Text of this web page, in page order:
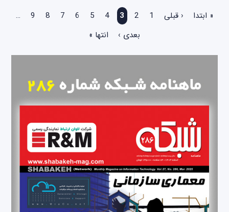
صفحه‌ها
« ابتدا ‹ قبلی 1
2
3
4
5
6
7
8
9
…
بعدی ›
انتها »